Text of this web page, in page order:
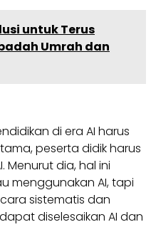
untuk Terus
Umrah dan
di era AI harus
peserta didik harus
Menurut dia, hal ini
menggunakan AI, tapi
sistematis dan
diselesaikan AI dan